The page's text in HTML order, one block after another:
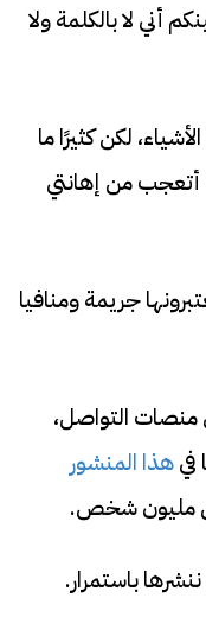
أني لا بالكلمة ولا
لكن كثيرًا ما
أتعجب من إهانتي
جريمة ومنافيا
التواصل،
هذا المنشور
من مليون شخص.
ننشرها باستمرار.